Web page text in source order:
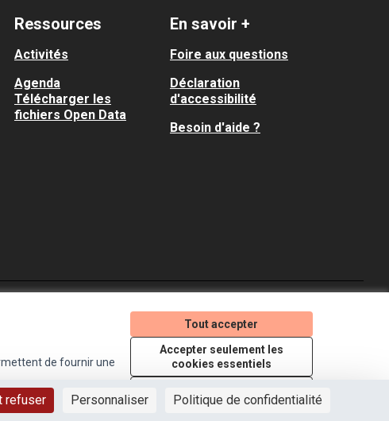
refuser Personnaliser Politique de confidentialité
de fournir une
Tout accepter
Accepter seulement les
cookies essentiels
Ressources
Activités
Agenda
Télécharger les
fichiers Open Data
En savoir +
Foire aux questions
Déclaration
d'accessibilité
Besoin d'aide ?
(Lien externe)
(Lien externe)
(Lien externe)
Licence Creative
(Lien externe)